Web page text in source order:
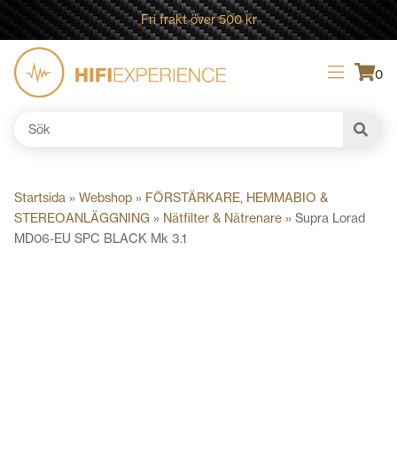
Fri frakt över 500 kr
0
Sök
Startsida » Webshop » FÖRSTÄRKARE, HEMMABIO &
STEREOANLÄGGNING » Nätfilter & Nätrenare » Supra Lorad
MD06-EU SPC BLACK Mk 3.1